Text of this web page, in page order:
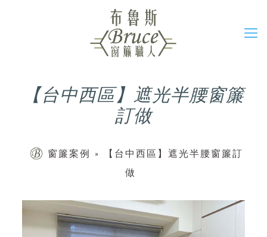
【台中西區】遮光半腰窗簾
訂做
窗簾案例 »
【台中西區】遮光半腰窗簾訂
做